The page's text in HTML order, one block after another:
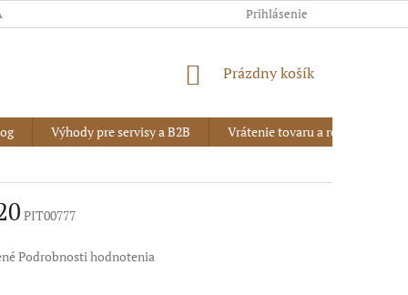
Prihlásenie
NÁKUPNÝ
Prázdny košík
Výhody pre servisy a B2B
Vrátenie tovaru a reklamácia
PIT00777
Podrobnosti hodnotenia